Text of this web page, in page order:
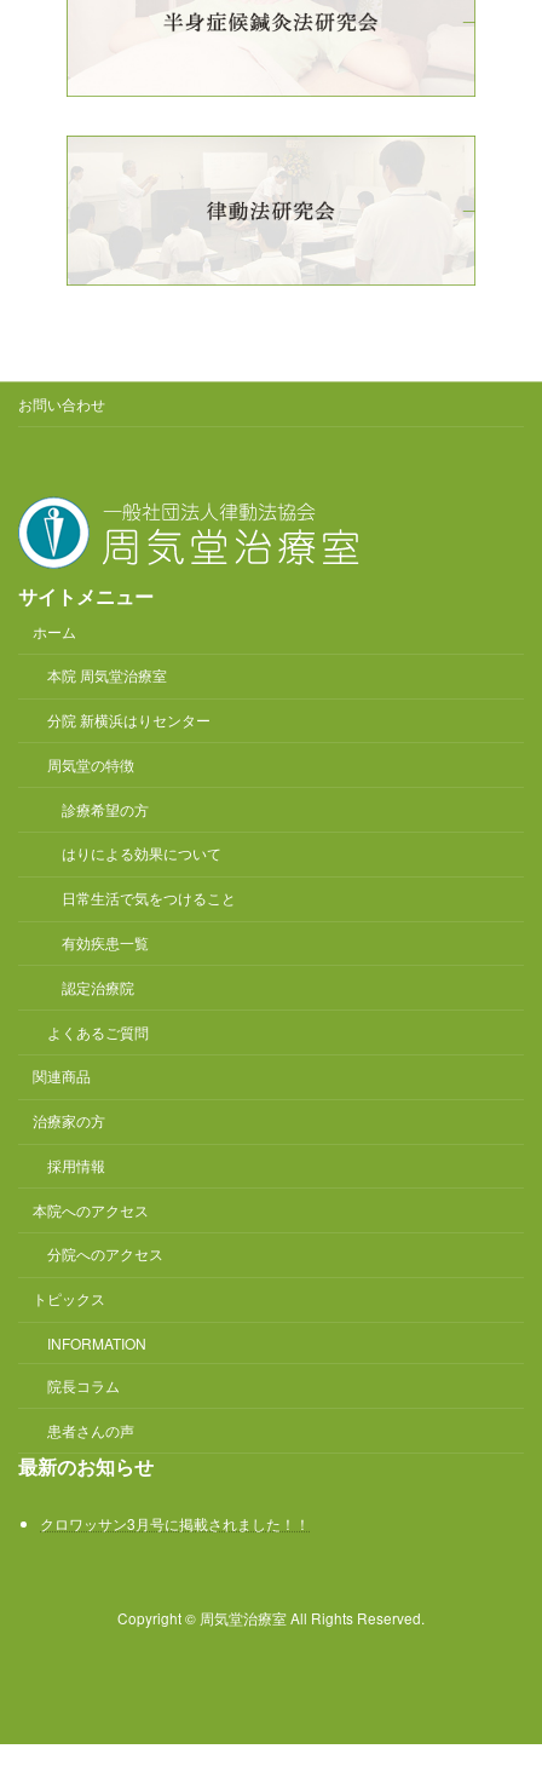
お問い合わせ
サイトメニュー
ホーム
本院 周気堂治療室
分院 新横浜はりセンター
周気堂の特徴
診療希望の方
はりによる効果について
日常生活で気をつけること
有効疾患一覧
認定治療院
よくあるご質問
関連商品
治療家の方
採用情報
本院へのアクセス
分院へのアクセス
トピックス
INFORMATION
院長コラム
患者さんの声
最新のお知らせ
クロワッサン3月号に掲載されました！！
Copyright © 周気堂治療室 All Rights Reserved.